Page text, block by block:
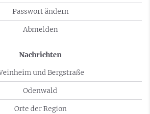
Passwort ändern
Abmelden
Nachrichten
und Bergstraße
Odenwald
Orte der Region